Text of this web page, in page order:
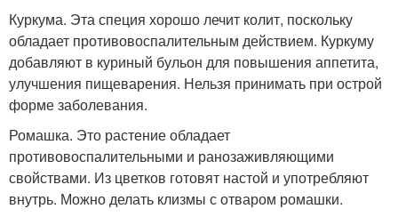
Куркума. Эта специя хорошо лечит колит, поскольку
обладает противовоспалительным действием. Куркуму
добавляют в куриный бульон для повышения аппетита,
улучшения пищеварения. Нельзя принимать при острой
форме заболевания.
Ромашка. Это растение обладает
противовоспалительными и ранозаживляющими
свойствами. Из цветков готовят настой и употребляют
внутрь. Можно делать клизмы с отваром ромашки.